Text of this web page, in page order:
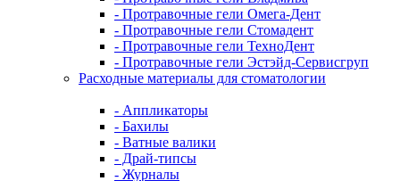
- Протравочные гели Омега-Дент
- Протравочные гели Стомадент
- Протравочные гели ТехноДент
- Протравочные гели Эстэйд-Сервисгруп
Расходные материалы для стоматологии
- Аппликаторы
- Бахилы
- Ватные валики
- Драй-типсы
- Журналы